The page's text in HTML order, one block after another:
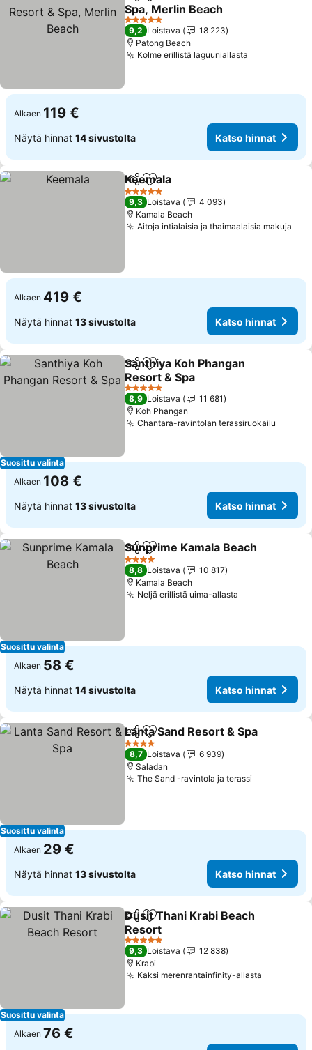
Spa, Merlin Beach
5 Tähtiluokitus
9,2 Loistava
18 223
Patong Beach
Kolme erillistä laguuniallasta
Alkaen 119 €
Näytä hinnat 14 sivustolta Katso hinnat
Jaa Lisää suosikkeihin
Keemala
5 Tähtiluokitus
9,3 Loistava
4 093
Kamala Beach
Aitoja intialaisia ja thaimaalaisia makuja
Alkaen 419 €
Näytä hinnat 13 sivustolta Katso hinnat
Suosittu valinta
Jaa Lisää suosikkeihin
Santhiya Koh Phangan
Resort & Spa
5 Tähtiluokitus
8,9 Loistava
11 681
Koh Phangan
Chantara-ravintolan terassiruokailu
Alkaen 108 €
Näytä hinnat 13 sivustolta Katso hinnat
Suosittu valinta
Jaa Lisää suosikkeihin
Sunprime Kamala Beach
4 Tähtiluokitus
8,8 Loistava
10 817
Kamala Beach
Neljä erillistä uima-allasta
Alkaen 58 €
Näytä hinnat 14 sivustolta Katso hinnat
Suosittu valinta
Jaa Lisää suosikkeihin
Lanta Sand Resort & Spa
4 Tähtiluokitus
8,7 Loistava
6 939
Saladan
The Sand -ravintola ja terassi
Alkaen 29 €
Näytä hinnat 13 sivustolta Katso hinnat
Suosittu valinta
Jaa Lisää suosikkeihin
Dusit Thani Krabi Beach
Resort
5 Tähtiluokitus
9,3 Loistava
12 838
Krabi
Kaksi merenrantainfinity-allasta
Alkaen 76 €